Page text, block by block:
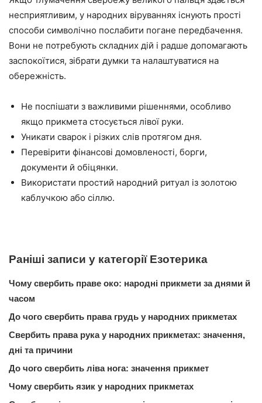
несприятливим, у народних віруваннях існують прості
способи символічно послабити погане передбачення.
Вони не потребують складних дій і радше допомагають
заспокоїтися, зібрати думки та налаштуватися на
обережність.
Не поспішати з важливими рішеннями, особливо
якщо прикмета стосується лівої руки.
Уникати сварок і різких слів протягом дня.
Перевірити фінансові домовленості, борги,
документи й обіцянки.
Використати простий народний ритуал із золотою
каблучкою або сіллю.
Раніші записи у категорії Езотерика
Чому свербить праве око: народні прикмети за днями й
часом
До чого свербить права грудь у народних прикметах
Свербить права рука у народних прикметах: значення,
дні та причини
До чого свербить ліва нога: значення прикмет
Чому свербить язик у народних прикметах